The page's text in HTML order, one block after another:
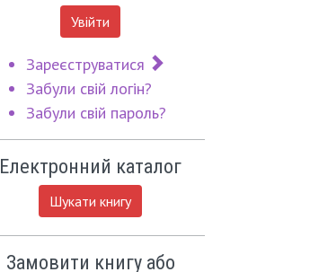
Увійти
Зареєструватися
Забули свій логін?
Забули свій пароль?
Електронний каталог
Шукати книгу
Замовити книгу або